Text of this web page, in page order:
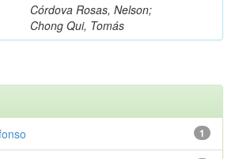
Córdova Rosas, Nelson;
Chong Qui, Tomás
1